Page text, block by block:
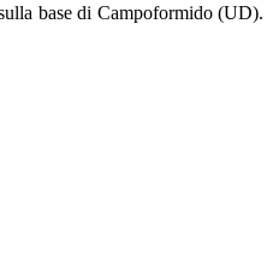
base di Campoformido (UD).